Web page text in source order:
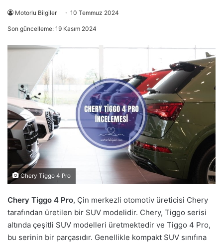
Motorlu Bilgiler 10 Temmuz 2024
Son güncelleme: 19 Kasım 2024
Chery Tiggo 4 Pro
Chery Tiggo 4 Pro, Çin merkezli otomotiv üreticisi Chery
tarafından üretilen bir SUV modelidir. Chery, Tiggo serisi
altında çeşitli SUV modelleri üretmektedir ve Tiggo 4 Pro,
bu serinin bir parçasıdır. Genellikle kompakt SUV sınıfına